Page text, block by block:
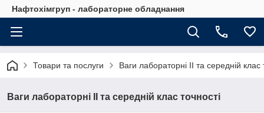
Нафтохімгруп - лабораторне обладнання
Товари та послуги Ваги лабораторні ІІ та середній клас
Ваги лабораторні ІІ та середній клас точності